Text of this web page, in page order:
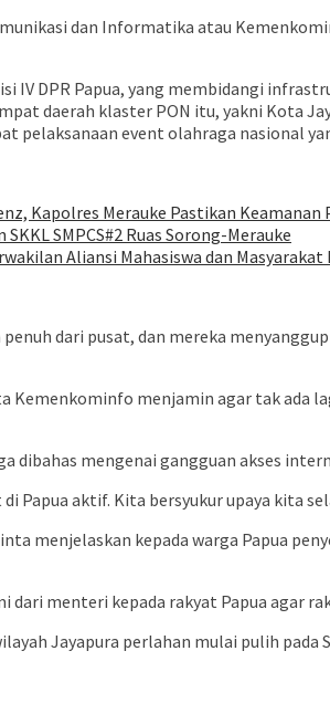
dan Informatika atau
IV DPR Papua, yang membidangi
daerah klaster PON itu, yakni Kota
pelaksanaan event olahraga nasional
Kapolres Merauke Pastikan Keamanan
SMPCS#2 Ruas Sorong-Merauke
Aliansi Mahasiswa dan
dari pusat, dan mereka
Kemenkominfo menjamin agar tak ada
dibahas mengenai gangguan akses
Papua aktif. Kita bersyukur upaya kita
menjelaskan kepada warga Papua
dari menteri kepada rakyat Papua agar
Jayapura perlahan mulai pulih pada